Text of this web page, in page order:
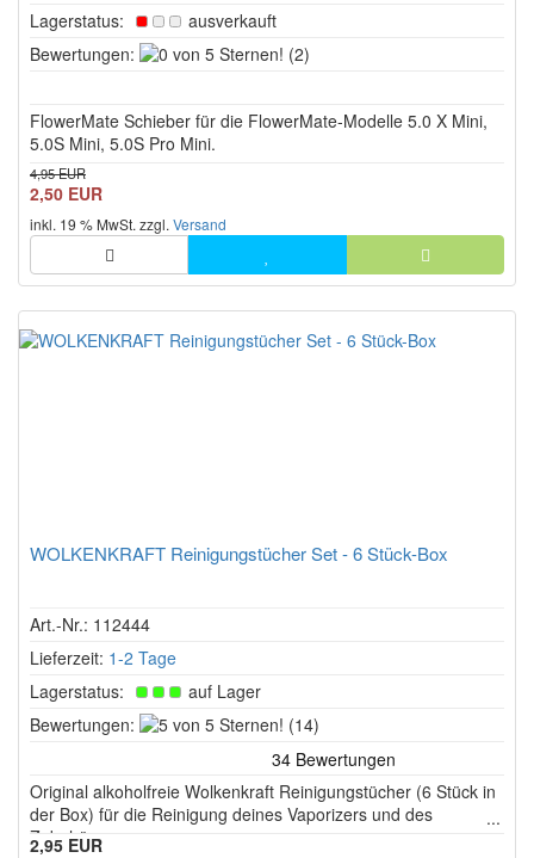
Lagerstatus:
ausverkauft
Bewertungen:
0
Sternen!
(2)
FlowerMate Schieber für die FlowerMate-Modelle 5.0 X Mini,
5.0S Mini, 5.0S Pro Mini.
4,95 EUR
2,50 EUR
inkl. 19 % MwSt. zzgl. Versand
WOLKENKRAFT Reinigungstücher Set - 6 Stück-Box
Art.-Nr.: 112444
Lieferzeit: 1-2 Tage
Lagerstatus:
auf Lager
Bewertungen:
5
5
Sternen!
(14)
Original alkoholfreie Wolkenkraft Reinigungstücher (6 Stück in
der Box) für die Reinigung deines Vaporizers und des
Zubehörs.
2,95 EUR